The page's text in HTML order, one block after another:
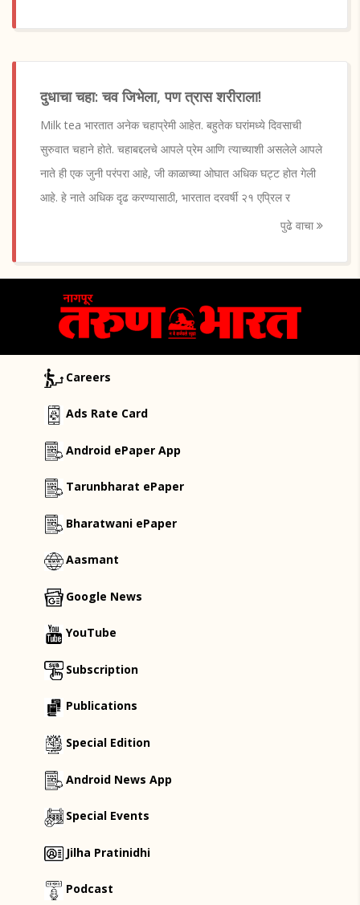
दुधाचा चहा: चव जिभेला, पण त्रास शरीराला!
Milk tea भारतात अनेक चहाप्रेमी आहेत. बहुतेक घरांमध्ये दिवसाची
सुरुवात चहाने होते. चहाबद्दलचे आपले प्रेम आणि त्याच्याशी असलेले आपले
नाते ही एक जुनी परंपरा आहे, जी काळाच्या ओघात अधिक घट्ट होत गेली
आहे. हे नाते अधिक दृढ करण्यासाठी, भारतात दरवर्षी २१ एप्रिल र
पुढे वाचा
Careers
Ads Rate Card
Android ePaper App
Tarunbharat ePaper
Bharatwani ePaper
Aasmant
Google News
YouTube
Subscription
Publications
Special Edition
Android News App
Special Events
Jilha Pratinidhi
Podcast